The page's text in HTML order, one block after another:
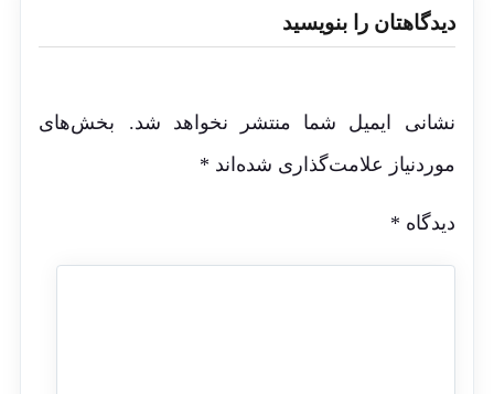
دیدگاهتان را بنویسید
نشانی ایمیل شما منتشر نخواهد شد.
بخش‌های
موردنیاز علامت‌گذاری شده‌اند *
دیدگاه *